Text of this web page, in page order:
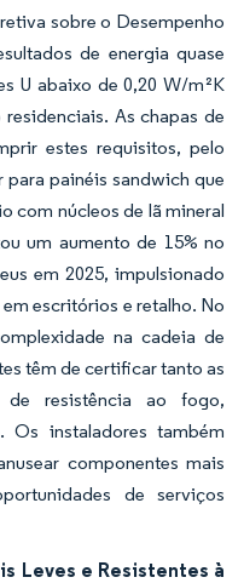
sobre o Desempenho
de energia quase
U abaixo de 0,20 W/m²K
As chapas de
estes requisitos, pelo
painéis sandwich que
com núcleos de lã mineral
um aumento de 15% no
em 2025, impulsionado
escritórios e retalho. No
na cadeia de
têm de certificar tanto as
de resistência ao fogo,
Os instaladores também
componentes mais
de serviços
Leves e Resistentes à